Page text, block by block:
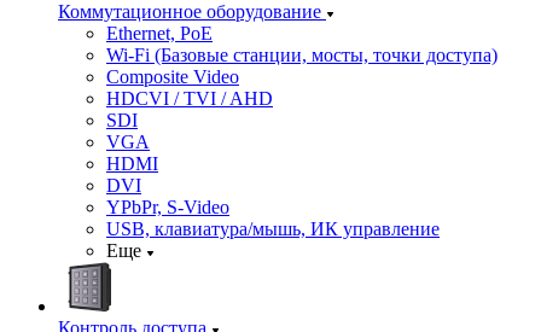
Коммутационное оборудование
Ethernet, PoE
Wi-Fi (Базовые станции, мосты, точки доступа)
Composite Video
HDCVI / TVI / AHD
SDI
VGA
HDMI
DVI
YPbPr, S-Video
USB, клавиатура/мышь, ИК управление
Еще
Контроль доступа